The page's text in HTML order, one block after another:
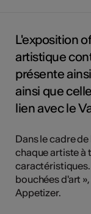
L'exposition
artistique
présente
ainsi que
lien avec le
Dans le cadre
chaque artiste à
caractéristiques.
bouchées d'art
Appetizer.